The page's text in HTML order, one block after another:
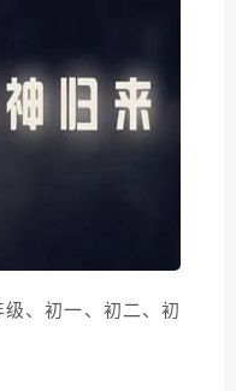
、初一、初二、初